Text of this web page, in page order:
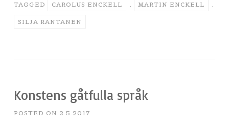
TAGGED CAROLUS ENCKELL , MARTIN ENCKELL ,
SILJA RANTANEN
Konstens gåtfulla språk
POSTED ON 2.5.2017